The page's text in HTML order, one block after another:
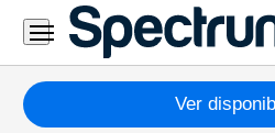
Residencial
Business
Paquetes
Ver